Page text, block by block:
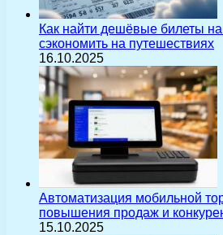
Как найти дешёвые билеты
сэкономить на путешествиях
16.10.2025
Автоматизация мобильной
повышения продаж и
15.10.2025